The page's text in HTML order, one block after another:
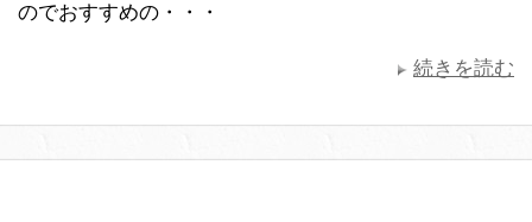
のでおすすめの・・・
続きを読む